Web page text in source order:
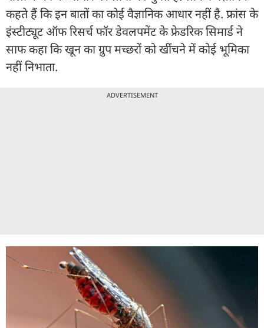
कहते हैं कि इन बातों का कोई वैज्ञानिक आधार नहीं है. फ्रांस के
इंस्टीट्यूट ऑफ रिसर्च फॉर डेवलपमेंट के फ्रेडरिक सिमार्ड ने
साफ कहा कि खून का ग्रुप मच्छरों को खींचने में कोई भूमिका
नहीं निभाता.
ADVERTISEMENT